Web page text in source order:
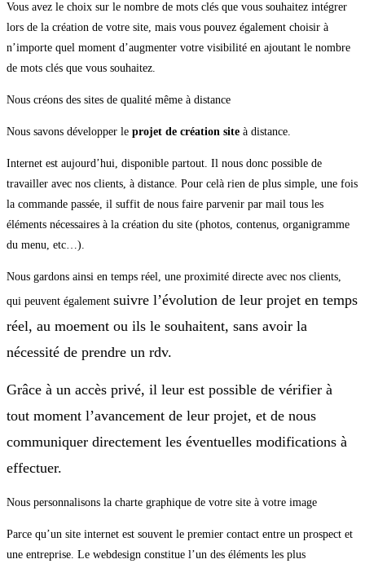
Vous avez le choix sur le nombre de mots clés que vous souhaitez intégrer
lors de la création de votre site, mais vous pouvez également choisir à
n’importe quel moment d’augmenter votre visibilité en ajoutant le nombre
de mots clés que vous souhaitez.
Nous créons des sites de qualité même à distance
Nous savons développer le projet de création site à distance.
Internet est aujourd’hui, disponible partout. Il nous donc possible de
travailler avec nos clients, à distance. Pour celà rien de plus simple, une fois
la commande passée, il suffit de nous faire parvenir par mail tous les
éléments nécessaires à la création du site (photos, contenus, organigramme
du menu, etc…).
Nous gardons ainsi en temps réel, une proximité directe avec nos clients,
qui peuvent également suivre l’évolution de leur projet en temps
réel, au moement ou ils le souhaitent, sans avoir la
nécessité de prendre un rdv.
Grâce à un accès privé, il leur est possible de vérifier à
tout moment l’avancement de leur projet, et de nous
communiquer directement les éventuelles modifications à
effectuer.
Nous personnalisons la charte graphique de votre site à votre image
Parce qu’un site internet est souvent le premier contact entre un prospect et
une entreprise. Le webdesign constitue l’un des éléments les plus